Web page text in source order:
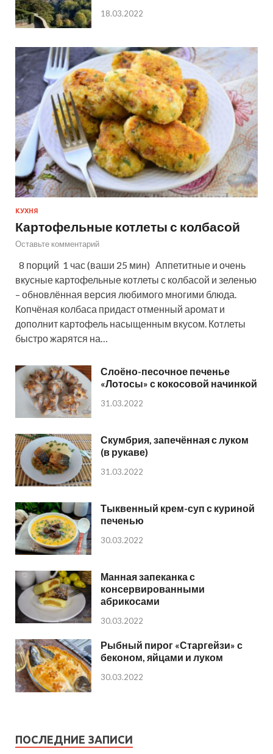
18.03.2022
КУХНЯ
Картофельные котлеты с колбасой
Оставьте комментарий
8 порций 1 час (ваши 25 мин) Аппетитные и очень
вкусные картофельные котлеты с колбасой и зеленью
– обновлённая версия любимого многими блюда.
Копчёная колбаса придаст отменный аромат и
дополнит картофель насыщенным вкусом. Котлеты
быстро жарятся на…
Слоёно-песочное печенье
«Лотосы» с кокосовой начинкой
31.03.2022
Скумбрия, запечённая с луком
(в рукаве)
31.03.2022
Тыквенный крем-суп с куриной
печенью
30.03.2022
Манная запеканка с
консервированными
абрикосами
30.03.2022
Рыбный пирог «Старгейзи» с
беконом, яйцами и луком
30.03.2022
ПОСЛЕДНИЕ ЗАПИСИ